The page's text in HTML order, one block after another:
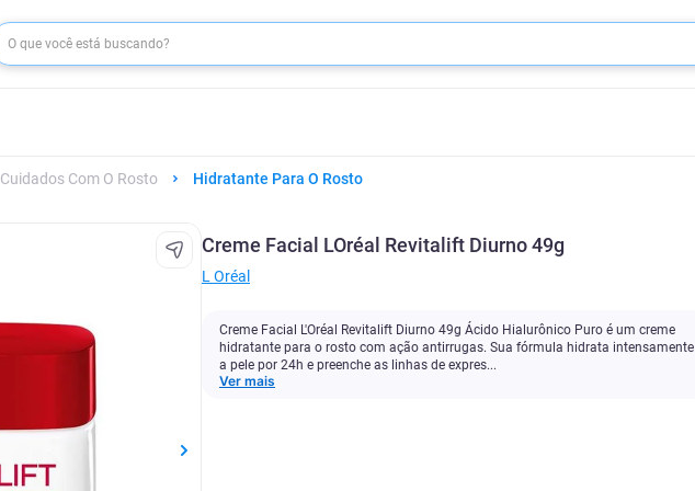
Cuidados Com O Rosto Hidratante Para O Rosto
Creme Facial LOréal Revitalift Diurno 49g
L Oréal
Creme Facial L'Oréal Revitalift Diurno 49g Ácido Hialurônico Puro é um creme
hidratante para o rosto com ação antirrugas. Sua fórmula hidrata intensamente
a pele por 24h e preenche as linhas de expres...
Ver mais